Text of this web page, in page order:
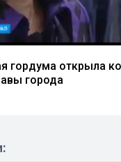
гордума открыла
города